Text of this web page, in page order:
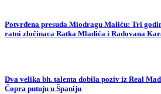
Potvrđena presuda Miodragu Maliću: Tri
ratni zločinaca Ratka Mladića i Radovana
Dva velika bh. talenta dobila poziv iz Real
Čopra putuju u Španiju